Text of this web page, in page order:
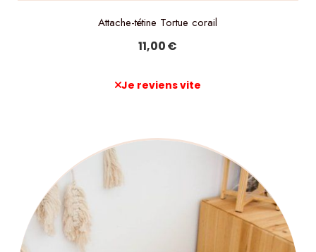
Attache-tétine Tortue corail
11,00€
Je reviens vite